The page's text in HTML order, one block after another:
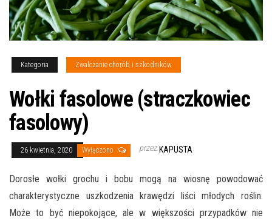
Kategoria Zwalczanie chorób i szkodników
Wołki fasolowe (straczkowiec
fasolowy)
26 kwietnia, 2020 Wyłączono przez KAPUSTA
Dorosłe wołki grochu i bobu mogą na wiosnę powodować
charakterystyczne uszkodzenia krawędzi liści młodych roślin.
Może to być niepokojące, ale w większości przypadków nie